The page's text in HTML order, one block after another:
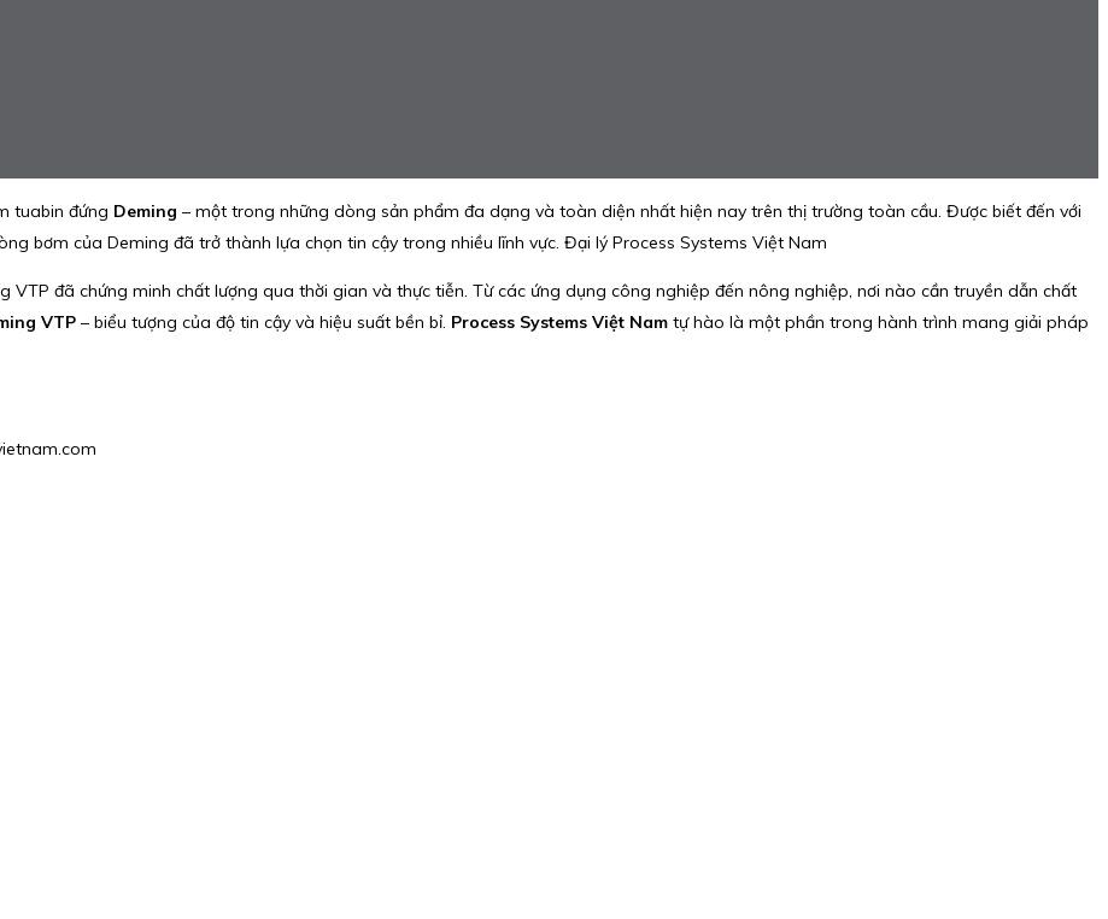
tuabin đứng Deming – một trong những dòng sản phẩm đa dạng và toàn diện nhất hiện nay trên thị trường toàn cầu. Được biết đến với
bơm của Deming đã trở thành lựa chọn tin cậy trong nhiều lĩnh vực. Đại lý Process Systems Việt Nam
VTP đã chứng minh chất lượng qua thời gian và thực tiễn. Từ các ứng dụng công nghiệp đến nông nghiệp, nơi nào cần truyền dẫn chất
VTP – biểu tượng của độ tin cậy và hiệu suất bền bỉ. Process Systems Việt Nam tự hào là một phần trong hành trình mang giải pháp